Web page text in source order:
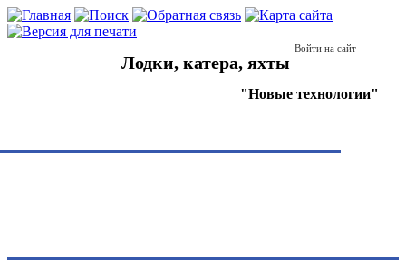
Войти на сайт
Лодки, катера, яхты
"Новые технологии"